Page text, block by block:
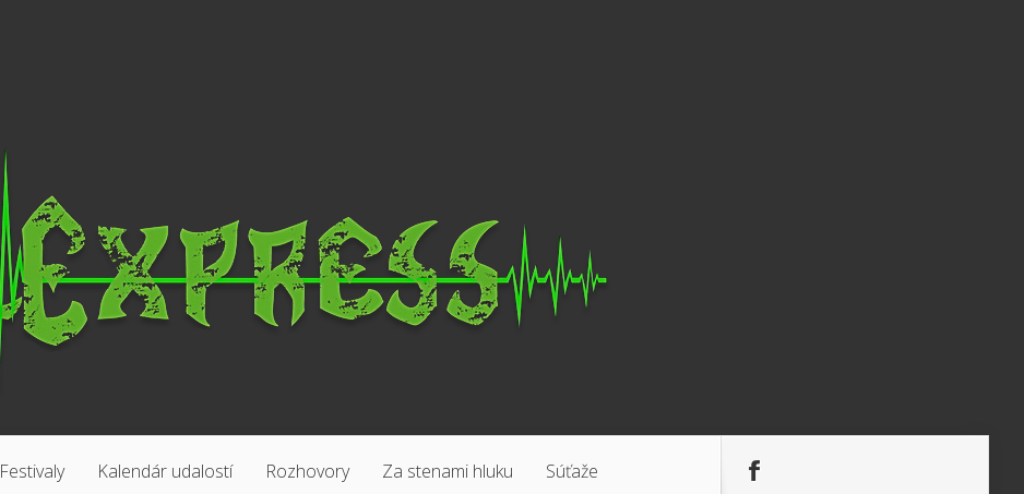
Festivaly Kalendár udalostí Rozhovory Za stenami hluku Súťaže